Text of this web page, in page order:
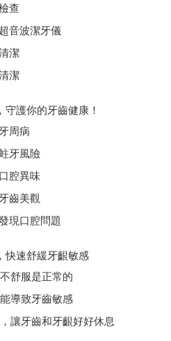
查
音波潔牙儀
潔
潔
護你的牙齒健康！
周病
牙風險
腔異味
齒美觀
現口腔問題
快速舒緩牙齦敏感
舒服是正常的
導致牙齒敏感
讓牙齒和牙齦好好休息